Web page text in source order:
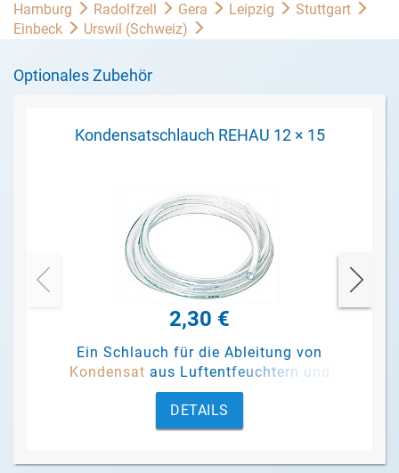
Hamburg Radolfzell Gera Leipzig
Stuttgart
Einbeck
Urswil (Schweiz)
Optionales Zubehör
Kondensatschlauch REHAU 12 × 15
2,30 €
Ein Schlauch für die Ableitung von
Kondensat aus Luftentfeuchtern und
Pumpen.
DETAILS